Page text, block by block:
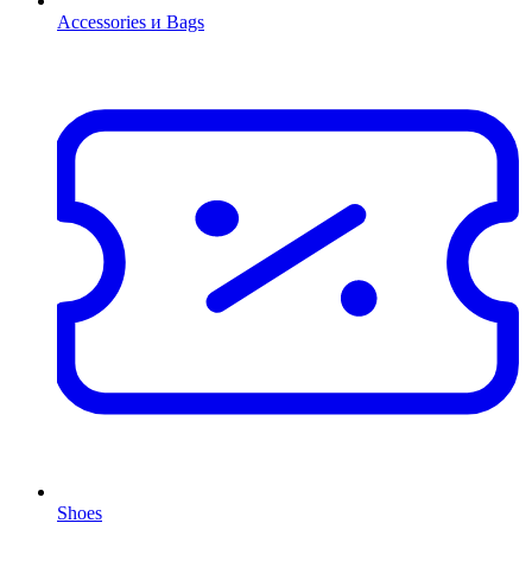
Accessories и Bags
Shoes